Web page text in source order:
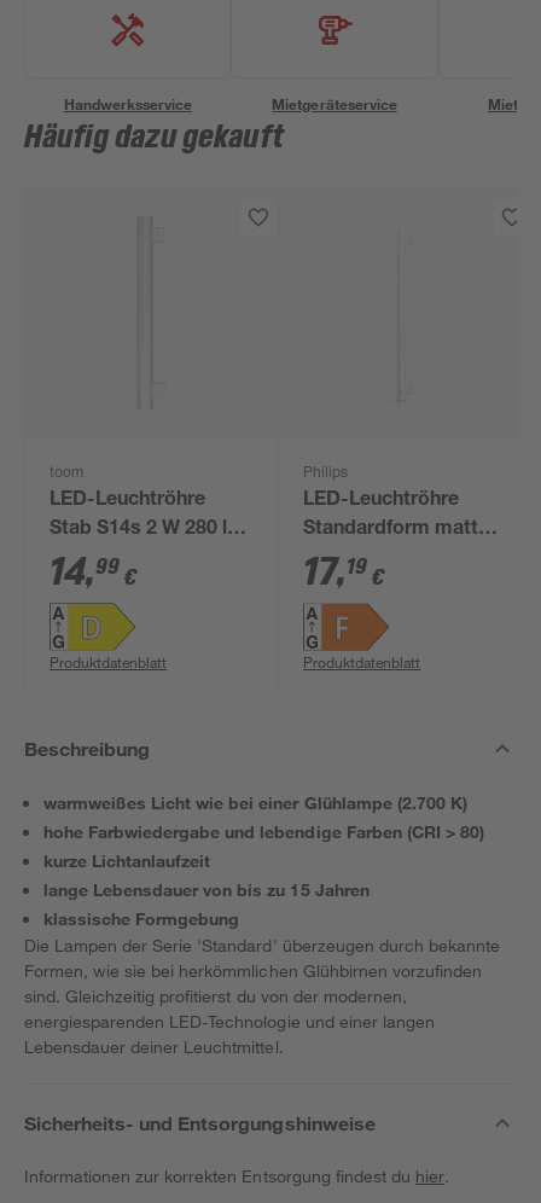
Handwerksservice Mietgeräteservice
Häufig dazu gekauft
toom
LED-Leuchtröhre
Stab S14s 2 W 280 lm
warmweiß
14,99 €
Produktdatenblatt
Philips
LED-Leuchtröhre
Standardform matt
S14s 3,5 W 375 lm
warmweiß
17,19 €
Produktdatenblatt
Beschreibung
warmweißes Licht wie bei einer Glühlampe (2.700 K)
hohe Farbwiedergabe und lebendige Farben (CRI > 80)
kurze Lichtanlaufzeit
lange Lebensdauer von bis zu 15 Jahren
klassische Formgebung
Die Lampen der Serie 'Standard' überzeugen durch bekannte
Formen, wie sie bei herkömmlichen Glühbirnen vorzufinden
sind. Gleichzeitig profitierst du von der modernen,
energiesparenden LED-Technologie und einer langen
Lebensdauer deiner Leuchtmittel.
Sicherheits- und Entsorgungshinweise
Informationen zur korrekten Entsorgung findest du hier.